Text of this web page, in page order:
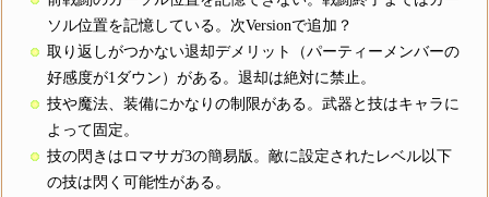
ソル位置を記憶している。次Versionで追加？
取り返しがつかない退却デメリット（パーティーメンバーの
好感度が1ダウン）がある。退却は絶対に禁止。
技や魔法、装備にかなりの制限がある。武器と技はキャラに
よって固定。
技の閃きはロマサガ3の簡易版。敵に設定されたレベル以下
の技は閃く可能性がある。